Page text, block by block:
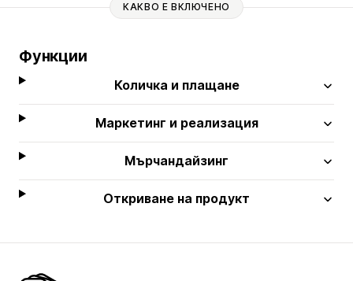
КАКВО Е ВКЛЮЧЕНО
Функции
Количка и плащане
Маркетинг и реализация
Мърчандайзинг
Откриване на продукт